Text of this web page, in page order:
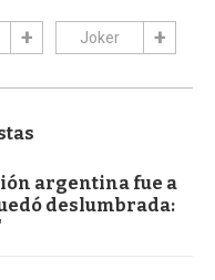
Joker
argentina fue a
deslumbrada: